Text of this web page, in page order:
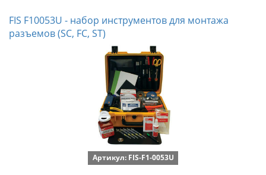
FIS F10053U - набор инструментов для монтажа
разъемов (SC, FC, ST)
Артикул: FIS-F1-0053U